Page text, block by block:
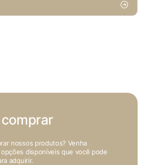
nossos produtos? Venha
disponíveis que você pode
adquirir.